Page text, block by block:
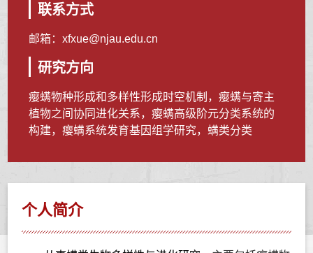
联系方式
邮箱：xfxue@njau.edu.cn
研究方向
瘿螨物种形成和多样性形成时空机制，瘿螨与寄主
植物之间协同进化关系，瘿螨高级阶元分类系统的
构建，瘿螨系统发育基因组学研究，螨类分类
个人简介